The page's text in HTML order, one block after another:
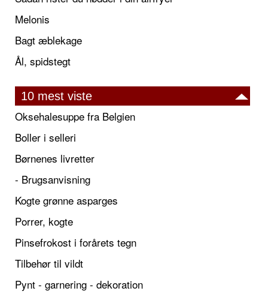
Melonis
Bagt æblekage
Ål, spidstegt
10 mest viste
Oksehalesuppe fra Belgien
Boller i selleri
Børnenes livretter
- Brugsanvisning
Kogte grønne asparges
Porrer, kogte
Pinsefrokost i forårets tegn
Tilbehør til vildt
Pynt - garnering - dekoration